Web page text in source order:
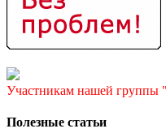
Участникам нашей группы
Полезные статьи